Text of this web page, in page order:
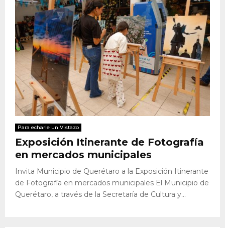
Para echarle un Vistazo
Exposición Itinerante de Fotografía
en mercados municipales
Invita Municipio de Querétaro a la Exposición Itinerante
de Fotografía en mercados municipales El Municipio de
Querétaro, a través de la Secretaría de Cultura y...